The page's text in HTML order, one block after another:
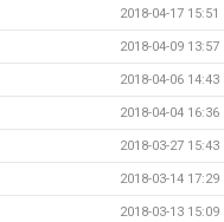
2018-04-17 15:51
2018-04-09 13:57
2018-04-06 14:43
2018-04-04 16:36
2018-03-27 15:43
2018-03-14 17:29
2018-03-13 15:09